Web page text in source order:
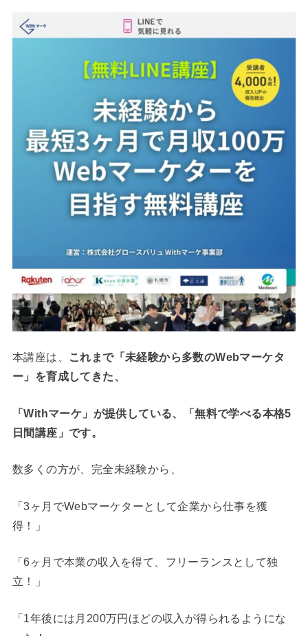
本講座は、
これまで「未経験から多数のWebマーケタ
ー」を育成してきた、
「Withマーケ」 が提供している、
「無料で学べる本格5
日間講座」です。
数多くの方が、完全未経験から、
「3ヶ月でWebマーケターとして企業から仕事を獲
得！」
「6ヶ月で本業の収入を得て、フリーランスとして独
立！」
「1年後には月200万円ほどの収入が得られるようにな